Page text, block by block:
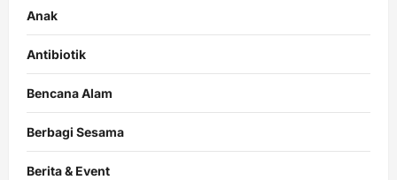
Anak
Antibiotik
Bencana Alam
Berbagi Sesama
Berita & Event